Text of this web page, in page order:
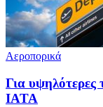
Αεροπορικά
Για υψηλότερες
IATA